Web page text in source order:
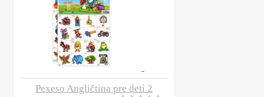
Pexeso Angličtina pre deti 2